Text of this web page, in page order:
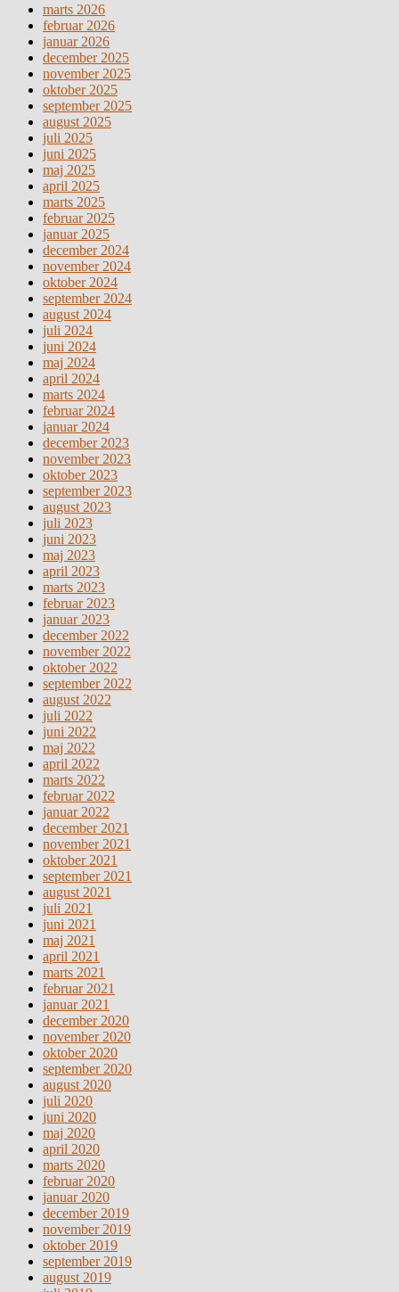
marts 2026
februar 2026
januar 2026
december 2025
november 2025
oktober 2025
september 2025
august 2025
juli 2025
juni 2025
maj 2025
april 2025
marts 2025
februar 2025
januar 2025
december 2024
november 2024
oktober 2024
september 2024
august 2024
juli 2024
juni 2024
maj 2024
april 2024
marts 2024
februar 2024
januar 2024
december 2023
november 2023
oktober 2023
september 2023
august 2023
juli 2023
juni 2023
maj 2023
april 2023
marts 2023
februar 2023
januar 2023
december 2022
november 2022
oktober 2022
september 2022
august 2022
juli 2022
juni 2022
maj 2022
april 2022
marts 2022
februar 2022
januar 2022
december 2021
november 2021
oktober 2021
september 2021
august 2021
juli 2021
juni 2021
maj 2021
april 2021
marts 2021
februar 2021
januar 2021
december 2020
november 2020
oktober 2020
september 2020
august 2020
juli 2020
juni 2020
maj 2020
april 2020
marts 2020
februar 2020
januar 2020
december 2019
november 2019
oktober 2019
september 2019
august 2019